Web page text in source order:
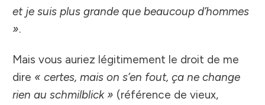
et je suis plus grande que beaucoup d’hommes
».
Mais vous auriez légitimement le droit de me
dire « certes, mais on s’en fout, ça ne change
rien au schmilblick » (référence de vieux,